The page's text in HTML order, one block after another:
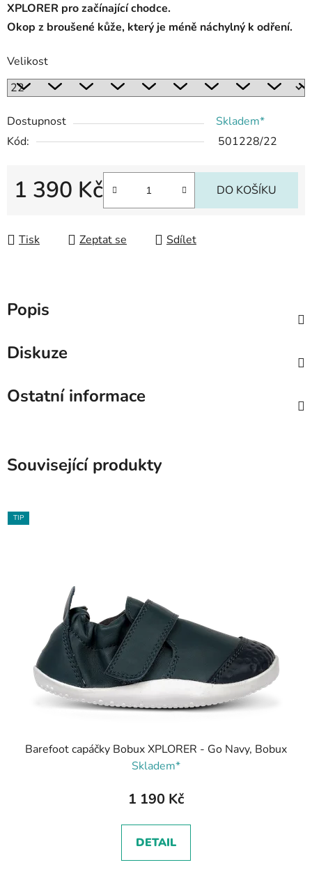
XPLORER pro začínající chodce.
Okop z broušené kůže, který je méně náchylný k odření.
Velikost
Dostupnost
Skladem*
Kód:
501228/22
1 390 Kč DO KOŠÍKU
Tisk Zeptat se Sdílet
Popis
Diskuze
Ostatní informace
Související produkty
TIP
Barefoot capáčky Bobux XPLORER - Go Navy, Bobux
Skladem*
1 190 Kč
DETAIL